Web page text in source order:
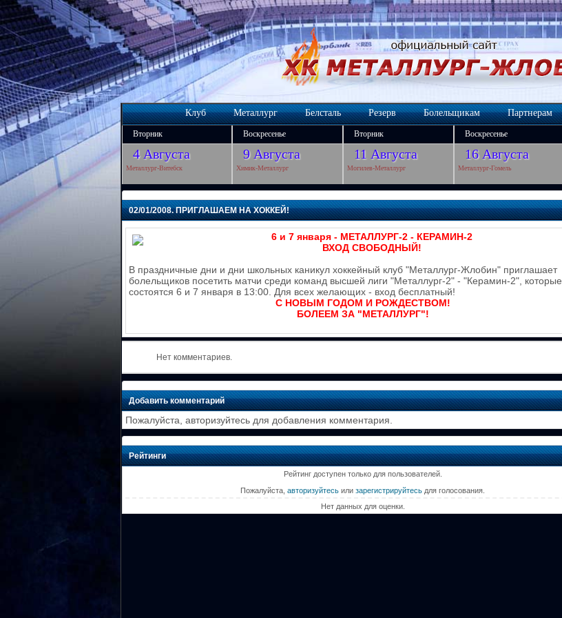
Клуб Металлург Белсталь Резерв Болельщикам Партнерам
Вторник Воскресенье Вторник Воскресенье
4 Августа 9 Августа 11 Августа 16 Августа
Металлург-Витебск Химик-Металлург Могилев-Металлург Металлург-Гомель
02/01/2008. ПРИГЛАШАЕМ НА ХОККЕЙ!
6 и 7 января - МЕТАЛЛУРГ-2 - КЕРАМИН-2
ВХОД СВОБОДНЫЙ!
В праздничные дни и дни школьных каникул хоккейный клуб "Металлург-Жлобин" приглашает
болельщиков посетить матчи среди команд высшей лиги "Металлург-2" - "Керамин-2", которые
состоятся 6 и 7 января в 13:00. Для всех желающих - вход бесплатный!
С НОВЫМ ГОДОМ И РОЖДЕСТВОМ!
БОЛЕЕМ ЗА "МЕТАЛЛУРГ"!
Нет комментариев.
Добавить комментарий
Пожалуйста, авторизуйтесь для добавления комментария.
Рейтинги
Рейтинг доступен только для пользователей.
Пожалуйста, авторизуйтесь или зарегистрируйтесь для голосования.
Нет данных для оценки.